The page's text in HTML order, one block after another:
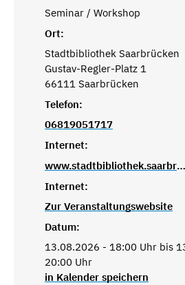
Seminar / Workshop
Ort:
Stadtbibliothek Saarbrücken
Gustav-Regler-Platz 1
66111 Saarbrücken
Telefon:
06819051717
Internet:
www.stadtbibliothek.saarbruecken.de
Internet:
Zur Veranstaltungswebsite
Datum:
13.08.2026 - 18:00 Uhr bis
20:00 Uhr
in Kalender speichern